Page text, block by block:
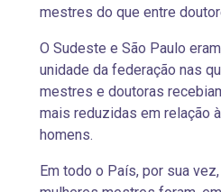
mestres do que entre
O Sudeste e São Paulo
unidade da federação nas
mestres e doutoras
mais reduzidas em relação
homens.
Em todo o País, por sua